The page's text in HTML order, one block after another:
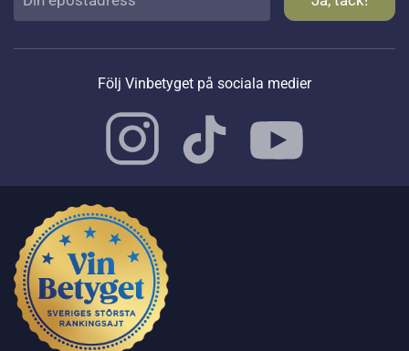
Följ Vinbetyget på sociala medier